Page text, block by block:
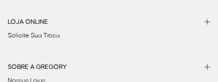
LOJA ONLINE
Solicite Sua Troca
SOBRE A GREGORY